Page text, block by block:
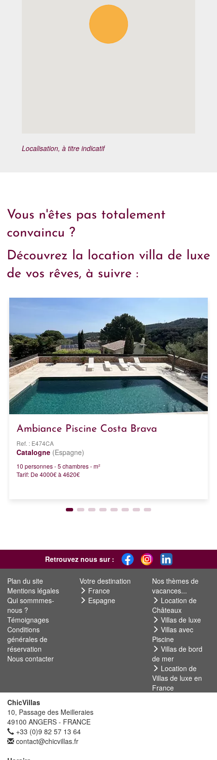
Localisation, à titre indicatif
Vous n'êtes pas totalement
convaincu ?
Découvrez la location villa de luxe
de vos rêves, à suivre :
Ambiance Piscine Costa Brava
Ref. : E474CA
Catalogne (Espagne)
10 personnes - 5 chambres - m²
Tarif: De 4000€ à 4620€
Retrouvez nous sur :
Plan du site
Mentions légales
Qui sommmes-
nous ?
Témoignages
Conditions
générales de
réservation
Nous contacter
Votre destination
France
Espagne
Nos thèmes de
vacances...
Location de
Châteaux
Villas de luxe
Villas avec
Piscine
Villas de bord
de mer
Location de
Villas de luxe en
France
ChicVillas
10, Passage des Meilleraies
49100 ANGERS - FRANCE
+33 (0)9 82 57 13 64
contact@chicvillas.fr